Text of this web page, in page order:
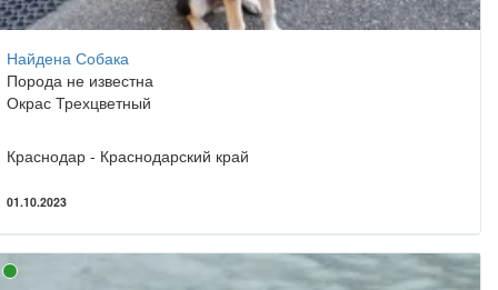
Найдена Собака
Порода не известна
Окрас Трехцветный
Краснодар - Краснодарский край
01.10.2023